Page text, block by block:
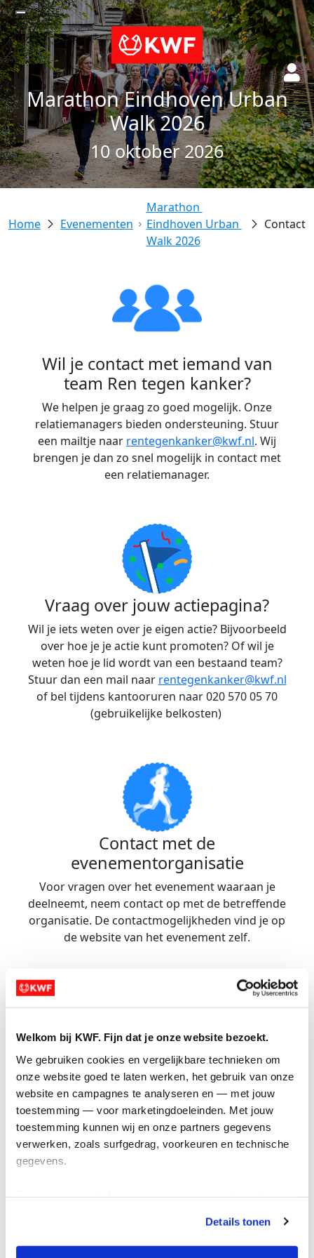
Welkom bij KWF. Fijn dat je onze website bezoekt.
We gebruiken cookies en vergelijkbare technieken om
onze website goed te laten werken, het gebruik van onze
website en campagnes te analyseren en — met jouw
toestemming — voor marketingdoeleinden. Met jouw
toestemming kunnen wij en onze partners gegevens
verwerken, zoals surfgedrag, voorkeuren en technische
gegevens.
tonen. Je kunt je toestemming op elk moment wijzigen of
intrekken via Cookie instellingen onderaan de pagina. De
Details tonen
Marathon Eindhoven Urban
Walk 2026
10 oktober 2026
Evenementen
Marathon
Eindhoven Urban
Walk 2026
Contact
Wil je contact met iemand van
team Ren tegen kanker?
We helpen je graag zo goed mogelijk. Onze
relatiemanagers bieden ondersteuning. Stuur
een mailtje naar rentegenkanker@kwf.nl. Wij
brengen je dan zo snel mogelijk in contact met
een relatiemanager.
Vraag over jouw actiepagina?
Wil je iets weten over je eigen actie? Bijvoorbeeld
over hoe je je actie kunt promoten? Of wil je
weten hoe je lid wordt van een bestaand team?
Stuur dan een mail naar rentegenkanker@kwf.nl
of bel tijdens kantooruren naar 020 570 05 70
(gebruikelijke belkosten)
Contact met de
evenementorganisatie
Voor vragen over het evenement waaraan je
deelneemt, neem contact op met de betreffende
organisatie. De contactmogelijkheden vind je op
de website van het evenement zelf.
Samenwerken
Wil jij met jouw bedrijf of organisatie impact
maken? Stuur ons een mail via
rentegenkanker@kwf.nl. We denken graag mee
over de mogelijkheden.